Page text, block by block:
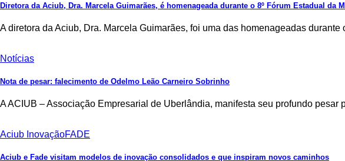
Diretora da Aciub, Dra. Marcela Guimarães, é homenageada durante o 8º Fórum Estadual da
A diretora da Aciub, Dra. Marcela Guimarães, foi uma das homenageadas
Notícias
Nota de pesar: falecimento de Odelmo Leão Carneiro Sobrinho
A ACIUB – Associação Empresarial de Uberlândia, manifesta seu profundo
Aciub InovaçãoFADE
Aciub e Fade visitam modelos de inovação consolidados e que inspiram novos caminhos